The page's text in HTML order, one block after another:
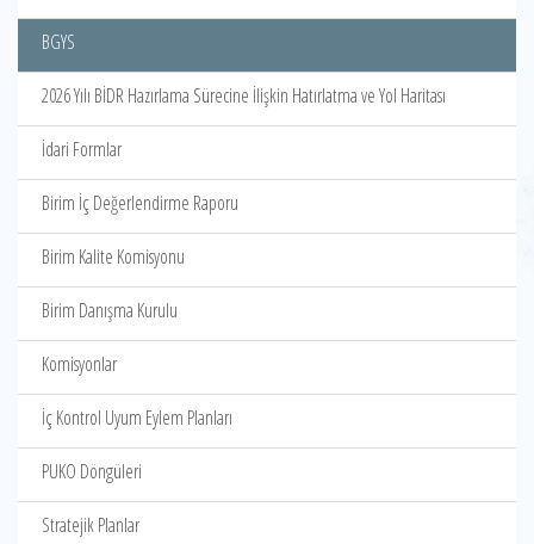
BGYS
2026 Yılı BİDR Hazırlama Sürecine İlişkin Hatırlatma ve Yol Haritası
İdari Formlar
Birim İç Değerlendirme Raporu
Birim Kalite Komisyonu
Birim Danışma Kurulu
Komisyonlar
İç Kontrol Uyum Eylem Planları
PUKO Döngüleri
Stratejik Planlar